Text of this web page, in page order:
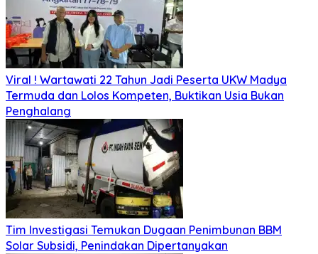
Viral ! Wartawati 22 Tahun Jadi Peserta UKW Madya
Termuda dan Lolos Kompeten, Buktikan Usia Bukan
Penghalang
Tim Investigasi Temukan Dugaan Penimbunan BBM
Solar Subsidi, Penindakan Dipertanyakan